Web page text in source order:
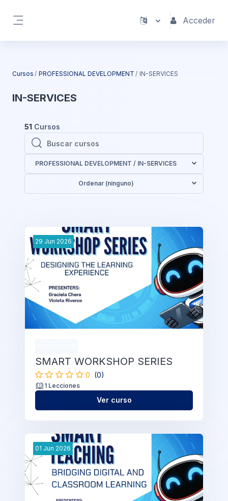
Acceder
Cursos PROFESSIONAL DEVELOPMENT IN-SERVICES
IN-SERVICES
51 Cursos
Buscar cursos
Buscar cursos
PROFESSIONAL DEVELOPMENT / IN-SERVICES
Ordenar (ninguno)
29 Jun 2026
SMART WORKSHOP SERIES
0 (0)
1 Lecciones
Ver curso
01 Jun 2026